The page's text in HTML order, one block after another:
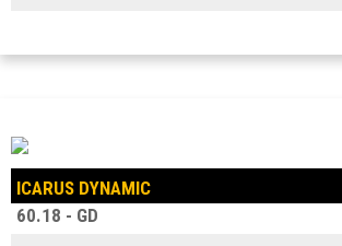
ICARUS DYNAMIC
60.18 - GD